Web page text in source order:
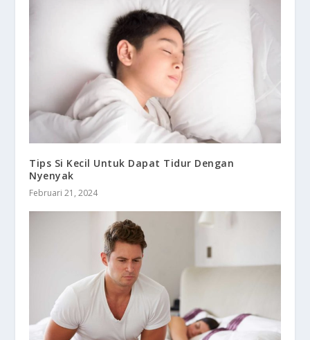
Tips Si Kecil Untuk Dapat Tidur Dengan
Nyenyak
Februari 21, 2024